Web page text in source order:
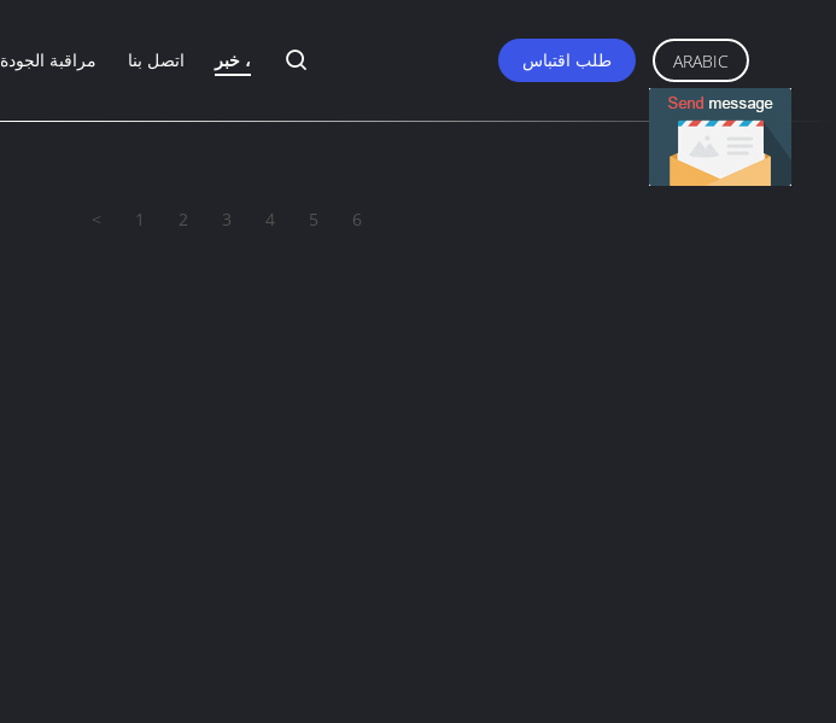
مراقبة الجودة اتصل بنا خبر ، طلب اقتباس ARABIC
< 1 2 3 4 5 6